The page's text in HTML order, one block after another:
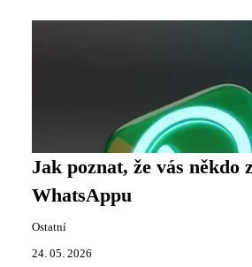
Jak poznat, že vás někdo
WhatsAppu
Ostatní
24. 05. 2026